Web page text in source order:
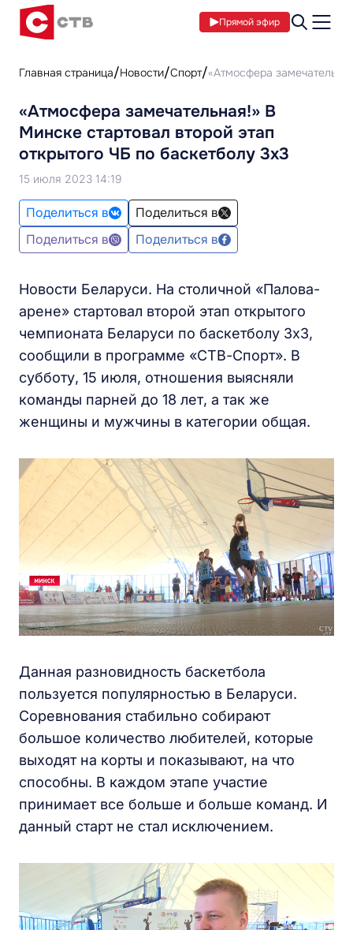
Прямой эфир
Главная страница Новости Спорт «Атмосфера
«Атмосфера замечательная!» В
Минске стартовал второй этап
открытого ЧБ по баскетболу 3х3
15 июля 2023 14:19
Поделиться в
Поделиться в
Поделиться в
Поделиться в
Новости Беларуси. На столичной «Палова-
арене» стартовал второй этап открытого
чемпионата Беларуси по баскетболу 3х3,
сообщили в программе «СТВ-Спорт». В
субботу, 15 июля, отношения выясняли
команды парней до 18 лет, а так же
женщины и мужчины в категории общая.
Данная разновидность баскетбола
пользуется популярностью в Беларуси.
Соревнования стабильно собирают
большое количество любителей, которые
выходят на корты и показывают, на что
способны. В каждом этапе участие
принимает все больше и больше команд. И
данный старт не стал исключением.